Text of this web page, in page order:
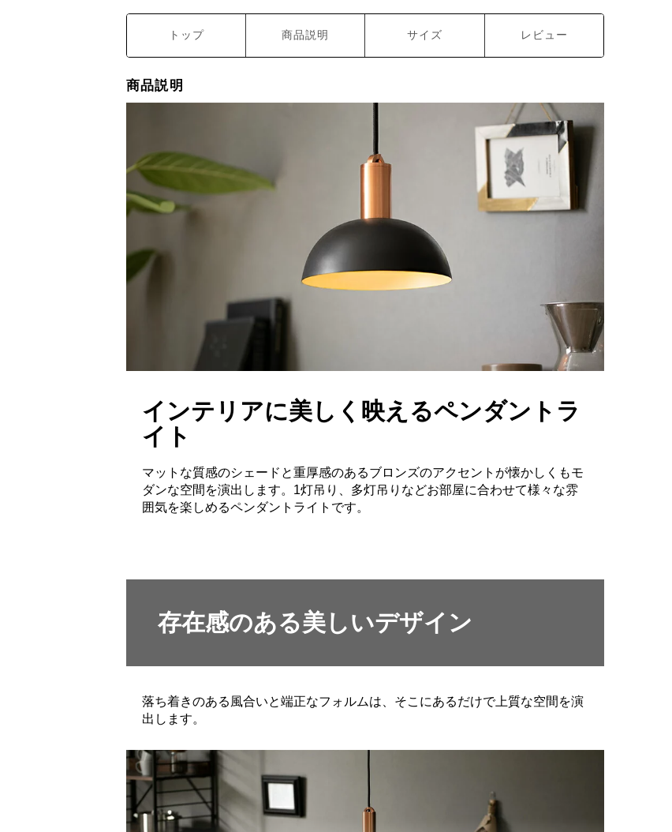
トップ 商品説明 サイズ レビュー
商品説明
インテリアに美しく映えるペンダントラ
イト
マットな質感のシェードと重厚感のあるブロンズのアクセントが懐かしくもモ
ダンな空間を演出します。1灯吊り、多灯吊りなどお部屋に合わせて様々な雰
囲気を楽しめるペンダントライトです。
存在感のある美しいデザイン
落ち着きのある風合いと端正なフォルムは、そこにあるだけで上質な空間を演
出します。